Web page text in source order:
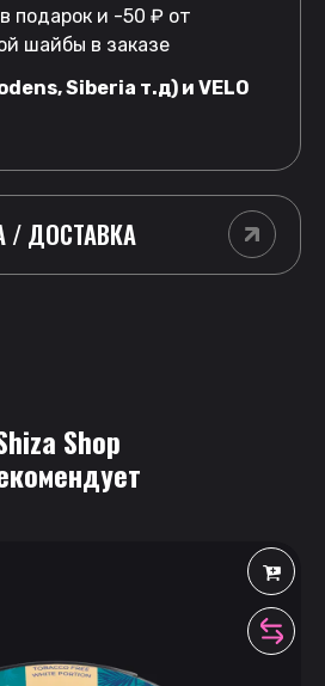
подарок и -50 ₽ от
шайбы в заказе
Siberia т.д) и VELO
/ ДОСТАВКА
Shop